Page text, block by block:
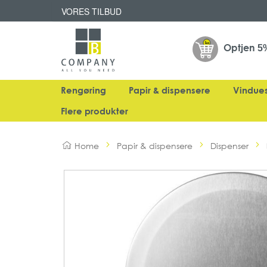
VORES TILBUD
Optjen
Rengøring Papir & dispensere
Flere produkter
Home Papir & dispensere Dispenser